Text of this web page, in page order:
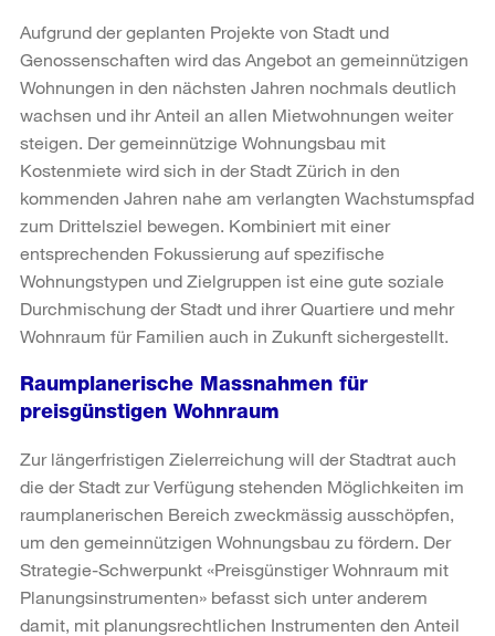
Aufgrund der geplanten Projekte von Stadt und
Genossenschaften wird das Angebot an gemeinnützigen
Wohnungen in den nächsten Jahren nochmals deutlich
wachsen und ihr Anteil an allen Mietwohnungen weiter
steigen. Der gemeinnützige Wohnungsbau mit
Kostenmiete wird sich in der Stadt Zürich in den
kommenden Jahren nahe am verlangten Wachstumspfad
zum Drittelsziel bewegen. Kombiniert mit einer
entsprechenden Fokussierung auf spezifische
Wohnungstypen und Zielgruppen ist eine gute soziale
Durchmischung der Stadt und ihrer Quartiere und mehr
Wohnraum für Familien auch in Zukunft sichergestellt.
Raumplanerische Massnahmen für
preisgünstigen Wohnraum
Zur längerfristigen Zielerreichung will der Stadtrat auch
die der Stadt zur Verfügung stehenden Möglichkeiten im
raumplanerischen Bereich zweckmässig ausschöpfen,
um den gemeinnützigen Wohnungsbau zu fördern. Der
Strategie-Schwerpunkt «Preisgünstiger Wohnraum mit
Planungsinstrumenten» befasst sich unter anderem
damit, mit planungsrechtlichen Instrumenten den Anteil